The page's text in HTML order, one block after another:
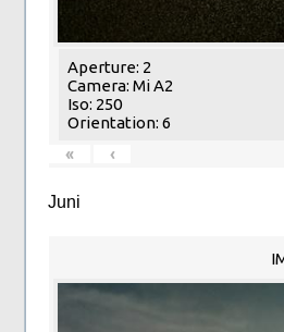
Aperture: 2
Camera: Mi A2
Iso: 250
Orientation: 6
«
‹
Juni